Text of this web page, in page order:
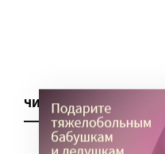
ЧИТАТЬ ЕЩЕ